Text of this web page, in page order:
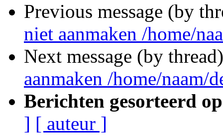
Previous message (by
niet aanmaken /home/
Next message (by
aanmaken /home/naam/
Berichten gesorteerd
] [ auteur ]